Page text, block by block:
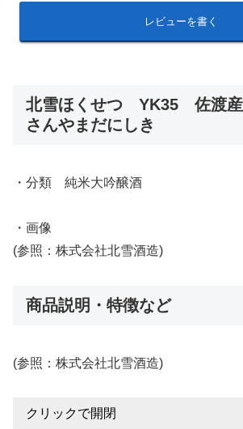
レビューを書く
北雪ほくせつ YK35 佐渡産
さんやまだにしき
・分類 純米大吟醸酒
・画像
(参照：株式会社北雪酒造)
商品説明・特徴など
(参照：株式会社北雪酒造)
クリックで開閉